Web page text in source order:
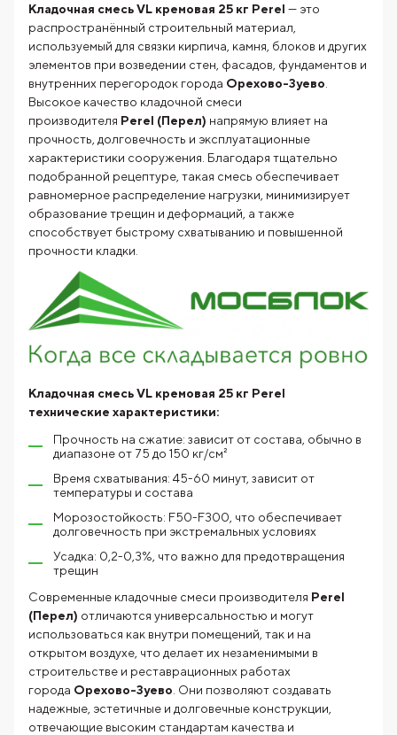
Кладочная смесь VL кремовая 25 кг Perel — это
распространённый строительный материал,
используемый для связки кирпича, камня, блоков и других
элементов при возведении стен, фасадов, фундаментов и
внутренних перегородок города Орехово-Зуево
Высокое качество кладочной смеси
производителя Perel (Перел) напрямую влияет на
прочность, долговечность и эксплуатационные
характеристики сооружения. Благодаря тщательно
подобранной рецептуре, такая смесь обеспечивает
равномерное распределение нагрузки, минимизирует
образование трещин и деформаций, а также
способствует быстрому схватыванию и повышенной
прочности кладки.
Кладочная смесь VL кремовая 25 кг Perel
технические характеристики:
Прочность на сжатие: зависит от состава, обычно в
диапазоне от 75 до 150 кг/см²
Время схватывания: 45-60 минут, зависит от
температуры и состава
Морозостойкость: F50-F300, что обеспечивает
долговечность при экстремальных условиях
Усадка: 0,2-0,3%, что важно для предотвращения
трещин
Современные кладочные смеси производителя Perel
(Перел) отличаются универсальностью и могут
использоваться как внутри помещений, так и на
открытом воздухе, что делает их незаменимыми в
строительстве и реставрационных работах
города Орехово-Зуево . Они позволяют создавать
надежные, эстетичные и долговечные конструкции,
отвечающие высоким стандартам качества и